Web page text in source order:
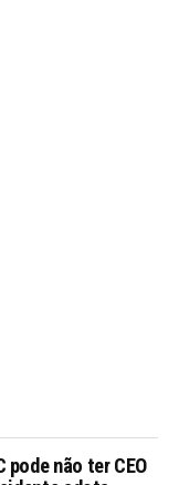
pode não ter CEO